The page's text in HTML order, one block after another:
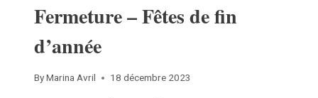
Fermeture – Fêtes de fin
d’année
ByMarina Avril 18 décembre 2023